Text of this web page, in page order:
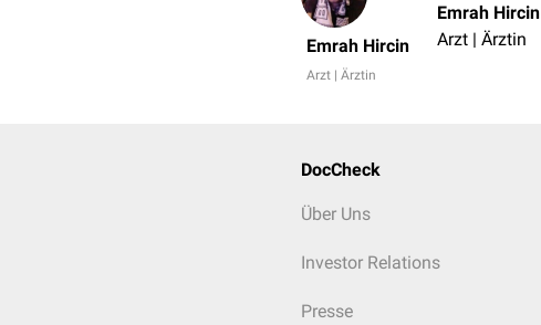
Emrah Hircin
Arzt | Ärztin
Emrah Hircin
Arzt | Ärztin
DocCheck
Über Uns
Investor Relations
Presse